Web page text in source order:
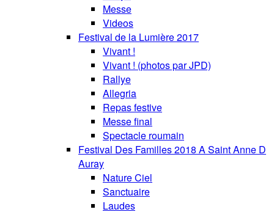
Messe
Videos
Festival de la Lumière 2017
Vivant !
Vivant ! (photos par JPD)
Rallye
Allegria
Repas festive
Messe final
Spectacle roumain
Festival Des Familles 2018 A Saint Anne D
Auray
Nature Ciel
Sanctuaire
Laudes